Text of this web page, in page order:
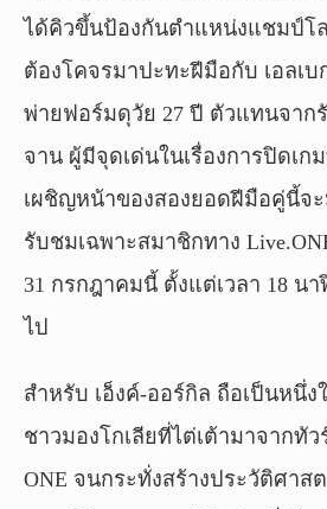
ได้คิวขึ้นป้องกันตำแหน่งแชมป์โ
ต้องโคจรมาปะทะฝีมือกับ เอลเ
พ่ายฟอร์มดุวัย 27 ปี ตัวแทนจาก
จาน ผู้มีจุดเด่นในเรื่องการปิดเก
เผชิญหน้าของสองยอดฝีมือคู่นี้จ
รับชมเฉพาะสมาชิกทาง
31 กรกฎาคมนี้ ตั้งแต่เวลา 18 น
ไป
สำหรับ เอ็งค์-ออร์กิล ถือเป็นหนึ่
ชาวมองโกเลียที่ไต่เต้ามาจากทัว
ONE จนกระทั่งสร้างประวัติศาส